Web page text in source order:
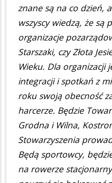
znane są na co dzień,
wszyscy wiedzą, że są
organizacje
Starszaki, czy Złota
Wieku. Dla organizacji
integracji i spotkań z
roku swoją obecność
harcerze. Będzie
Grodna i Wilna,
Stowarzyszenia
Będą sportowcy,
na rowerze